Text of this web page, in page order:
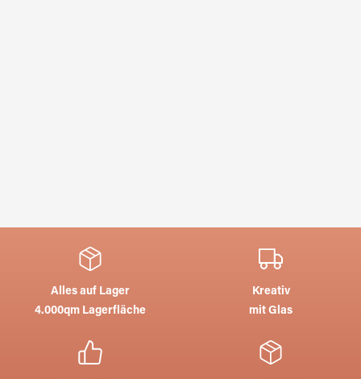
Alles auf Lager
4.000qm Lagerfläche
Kreativ
mit Glas